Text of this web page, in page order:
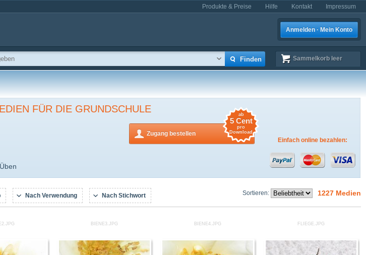
Produkte & Preise Hilfe Kontakt Impressum
Anmelden · Mein Konto
Sammelkorb leer
FÜR DIE GRUNDSCHULE
Zugang bestellen
ab
5 Cent
pro
Download
Einfach online bezahlen:
Sortieren: 1227 Medien
Nach Verwendung Nach Stichwort
BIENE3.JPG BIENE4.JPG FLIEGE.JPG